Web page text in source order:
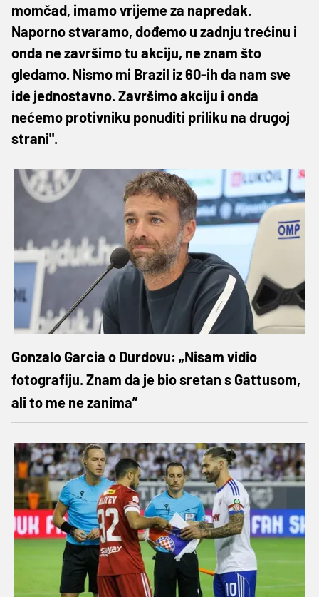
momčad, imamo vrijeme za napredak.
Naporno stvaramo, dođemo u zadnju trećinu i
onda ne završimo tu akciju, ne znam što
gledamo. Nismo mi Brazil iz 60-ih da nam sve
ide jednostavno. Završimo akciju i onda
nećemo protivniku ponuditi priliku na drugoj
strani".
Gonzalo Garcia o Durdovu: „Nisam vidio
fotografiju. Znam da je bio sretan s Gattusom,
ali to me ne zanima”